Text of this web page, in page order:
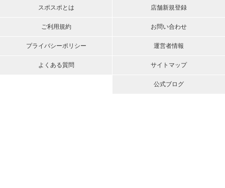
スポスポとは
ご利用規約
プライバシーポリシー
よくある質問
店舗新規登録
お問い合わせ
運営者情報
サイトマップ
公式ブログ